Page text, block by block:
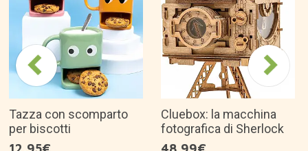
Un kit per costruire una versione mini
dell'officina di un meccanico.
Ricco di dettagli minuziosi.
La lampadina del modello si accende.
Un regalo originale per hobbisti e appassionati di
auto.